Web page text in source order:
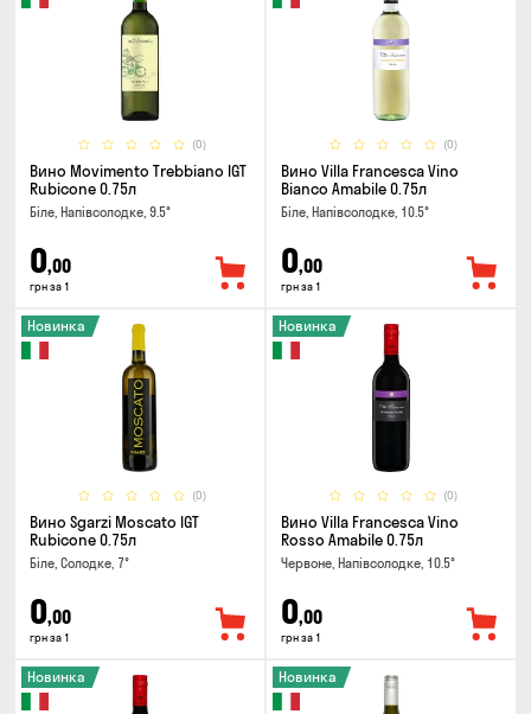
(0)
Вино Movimento Trebbiano IGT
Rubicone 0.75л
Біле, Напівсолодке, 9.5°
0,00
грн за 1
(0)
Вино Villa Francesca Vino
Bianco Amabile 0.75л
Біле, Напівсолодке, 10.5°
0,00
грн за 1
(0)
Новинка
Вино Sgarzi Moscato IGT
Rubicone 0.75л
Біле, Солодке, 7°
0,00
грн за 1
(0)
Новинка
Вино Villa Francesca Vino
Rosso Amabile 0.75л
Червоне, Напівсолодке, 10.5°
0,00
грн за 1
Новинка Новинка